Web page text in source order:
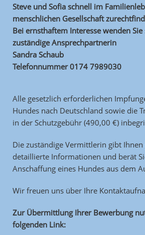
Steve und Sofia schnell im
menschlichen Gesellschaft
Bei ernsthaftem Interesse wenden
zuständige Ansprechpartnerin
Sandra Schaub
Telefonnummer 0174 7989030
Alle gesetzlich erforderlichen
Hundes nach Deutschland sowie die
in der Schutzgebühr (490,00 €)
Die zuständige Vermittlerin gibt
detaillierte Informationen und berät
Anschaffung eines Hundes aus dem
Wir freuen uns über Ihre
Zur Übermittlung Ihrer Bewerbung
folgenden Link: